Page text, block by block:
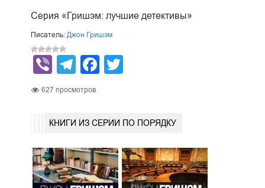
Серия «Гришэм: лучшие детективы»
Писатель: Джон Гришэм
ViberTelegram
Facebook
627 просмотров
КНИГИ ИЗ СЕРИИ ПО ПОРЯДКУ